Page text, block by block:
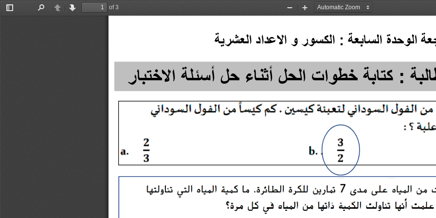
Toggle
PreviousNext
of 3
Zoom
Zoom
ةریش
ع ال ددا الاع و رسوك
ال : ةعساب ال ةدوح ال ةع
رالاختبا ات الحل أثناء حل أسئلة : كتابة خطو